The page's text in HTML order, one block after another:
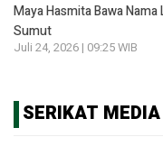
Maya Hasmita Bawa
Sumut
Juli 24, 2026 | 09:25 WIB
SERIKAT